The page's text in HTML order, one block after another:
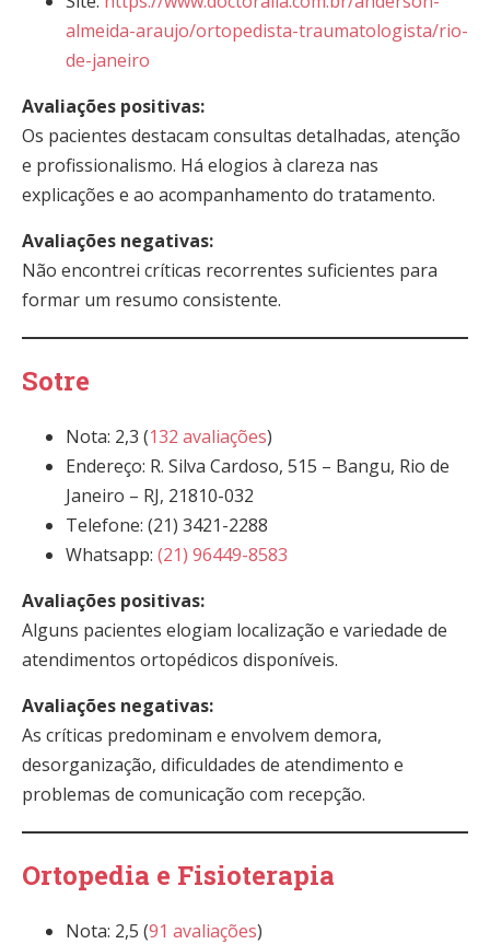
almeida-araujo/ortopedista-traumatologista/rio-
de-janeiro
Avaliações positivas:
Os pacientes destacam consultas detalhadas, atenção
e profissionalismo. Há elogios à clareza nas
explicações e ao acompanhamento do tratamento.
Avaliações negativas:
Não encontrei críticas recorrentes suficientes para
formar um resumo consistente.
Sotre
Nota: 2,3 (132 avaliações)
Endereço: R. Silva Cardoso, 515 – Bangu, Rio de
Janeiro – RJ, 21810-032
Telefone: (21) 3421-2288
Whatsapp: (21) 96449-8583
Avaliações positivas:
Alguns pacientes elogiam localização e variedade de
atendimentos ortopédicos disponíveis.
Avaliações negativas:
As críticas predominam e envolvem demora,
desorganização, dificuldades de atendimento e
problemas de comunicação com recepção.
Ortopedia e Fisioterapia
Nota: 2,5 (91 avaliações)